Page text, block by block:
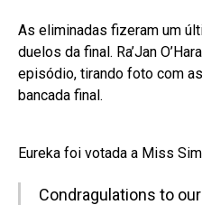
As eliminadas fizeram um
duelos da final. Ra’Jan
episódio, tirando foto com
bancada final.
Eureka foi votada a Miss
Condragulations to